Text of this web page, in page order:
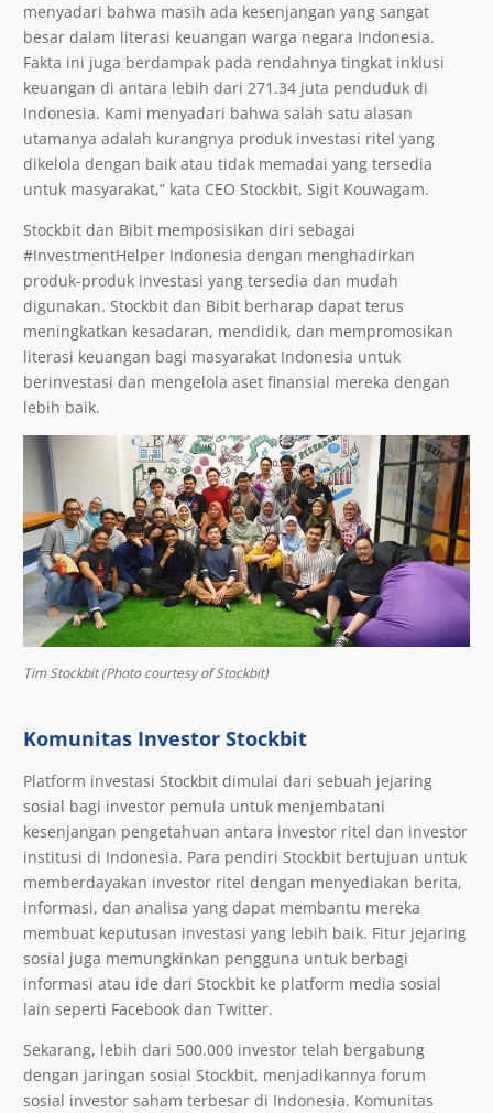
menyadari bahwa masih ada kesenjangan yang sangat
besar dalam literasi keuangan warga negara Indonesia.
Fakta ini juga berdampak pada rendahnya tingkat inklusi
keuangan di antara lebih dari 271.34 juta penduduk di
Indonesia. Kami menyadari bahwa salah satu alasan
utamanya adalah kurangnya produk investasi ritel yang
dikelola dengan baik atau tidak memadai yang tersedia
untuk masyarakat,” kata CEO Stockbit, Sigit Kouwagam.
Stockbit dan Bibit memposisikan diri sebagai
#InvestmentHelper Indonesia dengan menghadirkan
produk-produk investasi yang tersedia dan mudah
digunakan. Stockbit dan Bibit berharap dapat terus
meningkatkan kesadaran, mendidik, dan mempromosikan
literasi keuangan bagi masyarakat Indonesia untuk
berinvestasi dan mengelola aset finansial mereka dengan
lebih baik.
Tim Stockbit (Photo courtesy of Stockbit)
Komunitas Investor Stockbit
Platform investasi Stockbit dimulai dari sebuah jejaring
sosial bagi investor pemula untuk menjembatani
kesenjangan pengetahuan antara investor ritel dan investor
institusi di Indonesia. Para pendiri Stockbit bertujuan untuk
memberdayakan investor ritel dengan menyediakan berita,
informasi, dan analisa yang dapat membantu mereka
membuat keputusan investasi yang lebih baik. Fitur jejaring
sosial juga memungkinkan pengguna untuk berbagi
informasi atau ide dari Stockbit ke platform media sosial
lain seperti Facebook dan Twitter.
Sekarang, lebih dari 500.000 investor telah bergabung
dengan jaringan sosial Stockbit, menjadikannya forum
sosial investor saham terbesar di Indonesia. Komunitas